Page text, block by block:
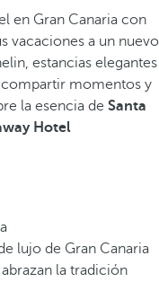
en Gran Canaria con
vacaciones a un nuevo
estancias elegantes
compartir momentos y
la esencia de Santa
Hotel
lujo de Gran Canaria
la tradición